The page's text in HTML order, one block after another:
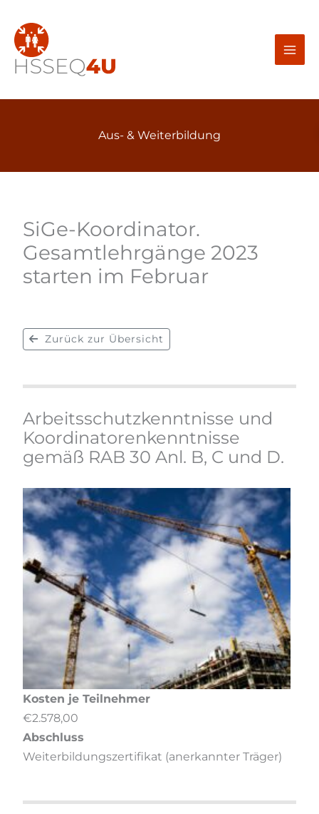
Inhalt
springen
Aus- & Weiterbildung
SiGe-Koordinator.
Gesamtlehrgänge 2023
starten im Februar
Zurück zur Übersicht
Arbeitsschutzkenntnisse und
Koordinatorenkenntnisse
gemäß RAB 30 Anl. B, C und D.
Kosten je Teilnehmer
€2.578,00
Abschluss
Weiterbildungszertifikat (anerkannter Träger)